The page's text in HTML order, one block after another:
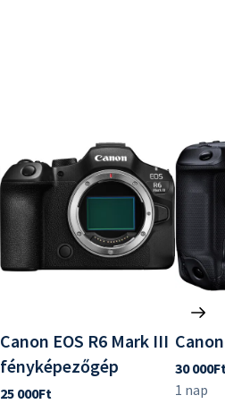
Canon EOS R6 Mark III
fényképezőgép